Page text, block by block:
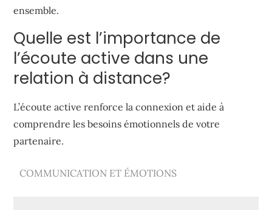
ensemble.
Quelle est l’importance de
l’écoute active dans une
relation à distance?
L’écoute active renforce la connexion et aide à
comprendre les besoins émotionnels de votre
partenaire.
COMMUNICATION ET ÉMOTIONS